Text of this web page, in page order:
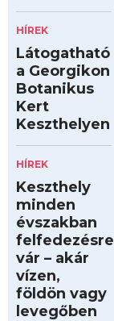
HÍREK
Látogatható
a Georgikon
Botanikus
Kert
Keszthelyen
HÍREK
Keszthely
minden
évszakban
felfedezésre
vár – akár
vízen,
földön vagy
levegőben